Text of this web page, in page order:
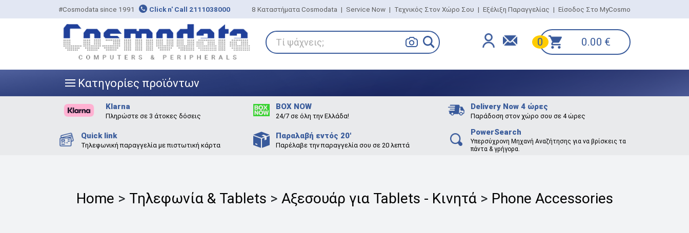
#Cosmodata since 1991 Click n' Call 2111038000 8 Καταστήματα Cosmodata | Service Now | Τεχνικός Στον Χώρο Σου | Εξέλιξη Παραγγελίας | Είσοδος Στο MyCosmo
Τί ψάχνεις; 0 0.00 €
||| Κατηγορίες προϊόντων
Klarna
Πληρώστε σε 3 άτοκες δόσεις
BOX NOW
24/7 σε όλη την Ελλάδα!
Delivery Now 4 ώρες
Παράδοση στον χώρο σου σε 4 ώρες
Quick link
Τηλεφωνική παραγγελία με πιστωτική κάρτα
Παραλαβή εντός 20'
Παρέλαβε την παραγγελία σου σε 20 λεπτά
PowerSearch
Υπερσύχρονη Μηχανή Αναζήτησης για να βρίσκεις τα
πάντα & γρήγορα.
Home > Τηλεφωνία & Tablets > Αξεσουάρ για Tablets - Κινητά> Phone Accessories